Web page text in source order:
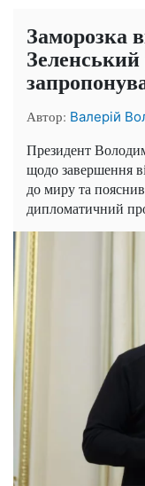
Заморозка
Автор: Валерій
Президент
щодо завершення
до миру та
дипломатичний